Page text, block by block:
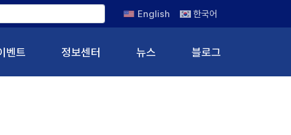
English 한국어
벤트 정보센터 뉴스 블로그